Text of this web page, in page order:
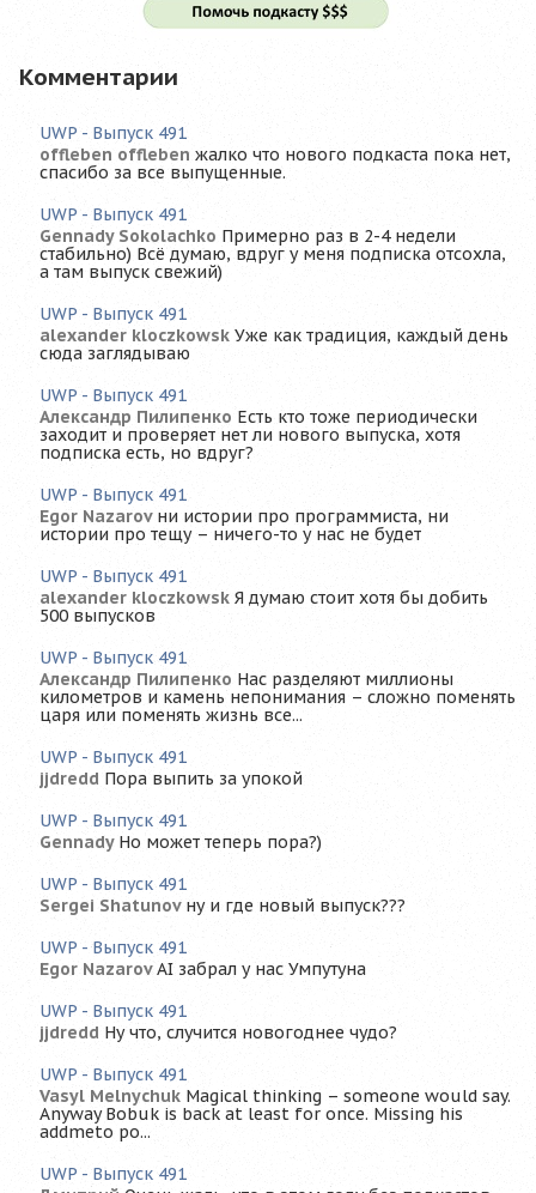
Комментарии
UWP - Выпуск 491
offleben offleben жалко что нового подкаста пока нет,
спасибо за все выпущенные.
UWP - Выпуск 491
Gennady Sokolachko Примерно раз в 2-4 недели
стабильно) Всё думаю, вдруг у меня подписка отсохла,
а там выпуск свежий)
UWP - Выпуск 491
alexander kloczkowsk Уже как традиция, каждый день
сюда заглядываю
UWP - Выпуск 491
Александр Пилипенко Есть кто тоже периодически
заходит и проверяет нет ли нового выпуска, хотя
подписка есть, но вдруг?
UWP - Выпуск 491
Egor Nazarov ни истории про программиста, ни
истории про тещу – ничего-то у нас не будет
UWP - Выпуск 491
alexander kloczkowsk Я думаю стоит хотя бы добить
500 выпусков
UWP - Выпуск 491
Александр Пилипенко Нас разделяют миллионы
километров и камень непонимания – сложно поменять
царя или поменять жизнь все...
UWP - Выпуск 491
jjdredd Пора выпить за упокой
UWP - Выпуск 491
Gennady Но может теперь пора?)
UWP - Выпуск 491
Sergei Shatunov ну и где новый выпуск???
UWP - Выпуск 491
Egor Nazarov AI забрал у нас Умпутуна
UWP - Выпуск 491
jjdredd Ну что, случится новогоднее чудо?
UWP - Выпуск 491
Vasyl Melnychuk Magical thinking – someone would say.
Anyway Bobuk is back at least for once. Missing his
addmeto po...
UWP - Выпуск 491